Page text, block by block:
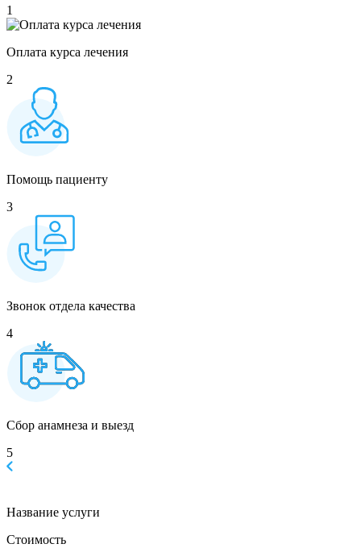
1
Оплата курса лечения
2
Помощь пациенту
3
Звонок отдела качества
4
Сбор анамнеза и выезд
5
Название услуги
Стоимость